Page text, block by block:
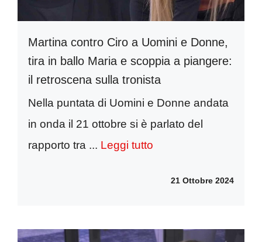
Martina contro Ciro a Uomini e Donne,
tira in ballo Maria e scoppia a piangere:
il retroscena sulla tronista
Nella puntata di Uomini e Donne andata
in onda il 21 ottobre si è parlato del
rapporto tra ... Leggi tutto
21 Ottobre 2024